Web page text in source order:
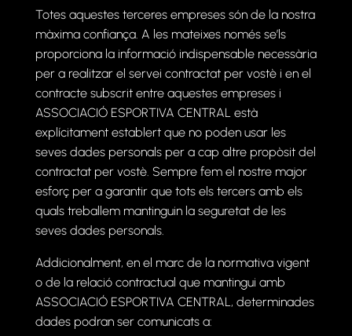
Totes aquestes terceres empreses són de la nostra
màxima confiança. A les mateixes només se’ls
proporciona la informació indispensable necessària
per a realitzar el servei contractat per vostè i en el
contracte subscrit entre aquestes empreses i
ASSOCIACIÓ ESPORTIVA CENTRAL està
explícitament establert que no poden usar les
seves dades personals per a cap altre propòsit del
contractat per vostè. Sempre fem el nostre major
esforç per a garantir que tots els tercers amb els
quals treballem mantinguin la seguretat de les
seves dades personals.
Addicionalment, en el marc de la normativa vigent
o de la relació contractual que mantingui amb
ASSOCIACIÓ ESPORTIVA CENTRAL, determinades
dades podran ser comunicats a: